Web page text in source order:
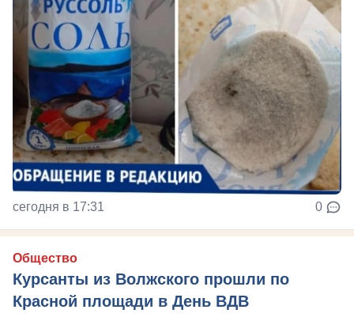
сегодня в 17:31 0
Общество
Курсанты из Волжского прошли по
Красной площади в День ВДВ